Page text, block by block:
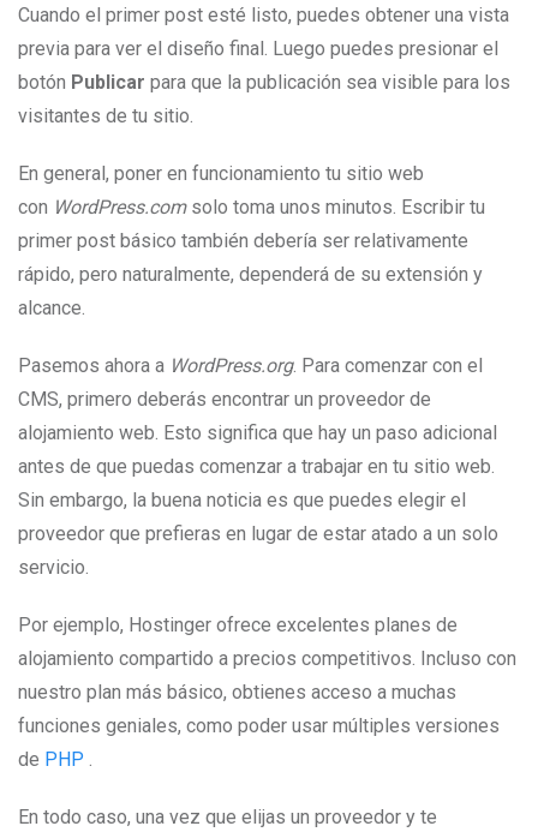
Cuando el primer post esté listo, puedes obtener una vista
previa para ver el diseño final. Luego puedes presionar el
botón Publicar para que la publicación sea visible para los
visitantes de tu sitio.
En general, poner en funcionamiento tu sitio web
con WordPress.comsolo toma unos minutos. Escribir tu
primer post básico también debería ser relativamente
rápido, pero naturalmente, dependerá de su extensión y
alcance.
Pasemos ahora a WordPress.org. Para comenzar con el
CMS, primero deberás encontrar un proveedor de
alojamiento web. Esto significa que hay un paso adicional
antes de que puedas comenzar a trabajar en tu sitio web.
Sin embargo, la buena noticia es que puedes elegir el
proveedor que prefieras en lugar de estar atado a un solo
servicio.
Por ejemplo, Hostinger ofrece excelentes planes de
alojamiento compartido a precios competitivos. Incluso con
nuestro plan más básico, obtienes acceso a muchas
funciones geniales, como poder usar múltiples versiones
de PHP .
En todo caso, una vez que elijas un proveedor y te